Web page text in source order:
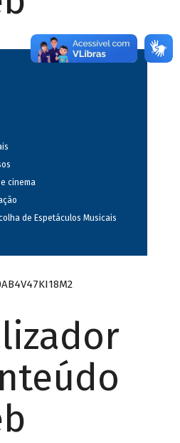
cinema
de Espetáculos Musicais